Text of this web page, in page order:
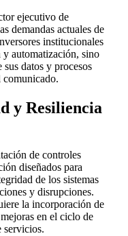
ejecutivo de
demandas actuales de
institucionales
automatización, sino
datos y procesos
comunicado.
y Resiliencia
de controles
diseñados para
de los sistemas
y disrupciones.
la incorporación de
en el ciclo de
servicios.